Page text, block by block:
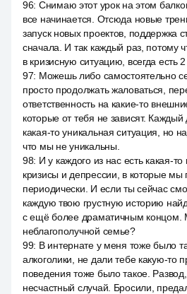
96: Снимаю этот урок на этом
все начинается. Отсюда новые
запуск новых проектов, поддержка
сначала. И так каждый раз, потому
в кризисную ситуацию, всегда есть
97: Можешь либо самостоятельно
просто продолжать жаловаться,
ответственность на какие-то
которые от тебя не зависят. Каждый
какая-то уникальная ситуация, но
что мы не уникальны.
98: И у каждого из нас есть какая-то
кризисы и депрессии, в которые
периодически. И если ты сейчас
каждую твою грустную историю
с ещё более драматичным концом.
неблагополучной семье?
99: В интернате у меня тоже было
алкоголики, не дали тебе какую-то
поведения тоже было такое. Развод,
несчастный случай. Бросили,